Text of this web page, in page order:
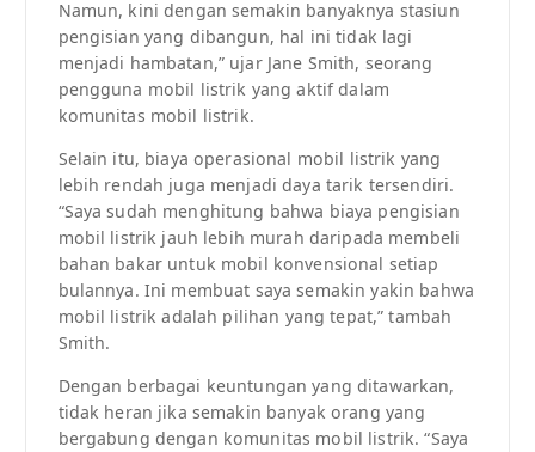
Namun, kini dengan semakin banyaknya stasiun
pengisian yang dibangun, hal ini tidak lagi
menjadi hambatan,” ujar Jane Smith, seorang
pengguna mobil listrik yang aktif dalam
komunitas mobil listrik.
Selain itu, biaya operasional mobil listrik yang
lebih rendah juga menjadi daya tarik tersendiri.
“Saya sudah menghitung bahwa biaya pengisian
mobil listrik jauh lebih murah daripada membeli
bahan bakar untuk mobil konvensional setiap
bulannya. Ini membuat saya semakin yakin bahwa
mobil listrik adalah pilihan yang tepat,” tambah
Smith.
Dengan berbagai keuntungan yang ditawarkan,
tidak heran jika semakin banyak orang yang
bergabung dengan komunitas mobil listrik. “Saya